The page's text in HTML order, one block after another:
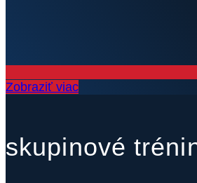
Zobraziť viac
skupinové